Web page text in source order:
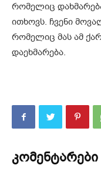
რომელიც
ითხოვს. ჩვენი
რომელიც მას ამ
დაეხმარება.
კომენტარები